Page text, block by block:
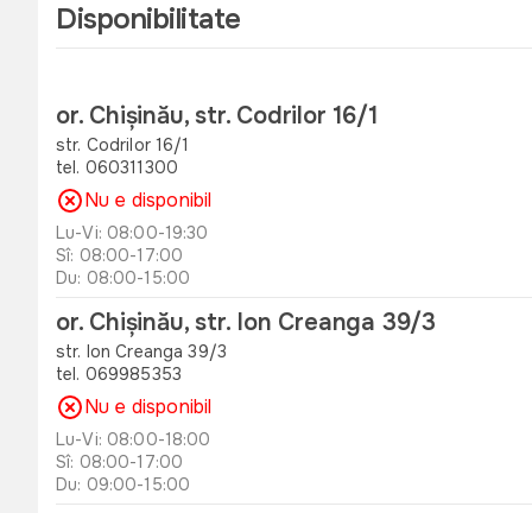
Disponibilitate
or. Chișinău, str. Codrilor 16/1
str. Codrilor 16/1
tel. 060311300
Nu e disponibil
Lu-Vi: 08:00-19:30
Sî: 08:00-17:00
Du: 08:00-15:00
or. Chișinău, str. Ion Creanga 39/3
str. Ion Creanga 39/3
tel. 069985353
Nu e disponibil
Lu-Vi: 08:00-18:00
Sî: 08:00-17:00
Du: 09:00-15:00